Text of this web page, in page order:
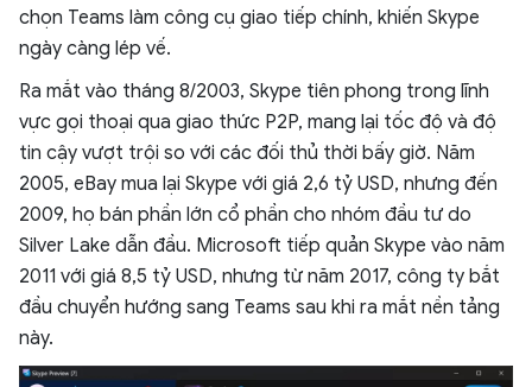
chọn Teams làm công cụ giao tiếp chính, khiến Skype
ngày càng lép vế.
Ra mắt vào tháng 8/2003, Skype tiên phong trong lĩnh
vực gọi thoại qua giao thức P2P, mang lại tốc độ và độ
tin cậy vượt trội so với các đối thủ thời bấy giờ. Năm
2005, eBay mua lại Skype với giá 2,6 tỷ USD, nhưng đến
2009, họ bán phần lớn cổ phần cho nhóm đầu tư do
Silver Lake dẫn đầu. Microsoft tiếp quản Skype vào năm
2011 với giá 8,5 tỷ USD, nhưng từ năm 2017, công ty bắt
đầu chuyển hướng sang Teams sau khi ra mắt nền tảng
này.